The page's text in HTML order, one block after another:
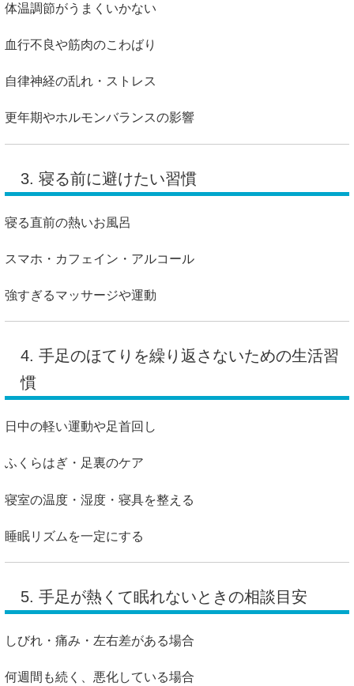
体温調節がうまくいかない
血行不良や筋肉のこわばり
自律神経の乱れ・ストレス
更年期やホルモンバランスの影響
3. 寝る前に避けたい習慣
寝る直前の熱いお風呂
スマホ・カフェイン・アルコール
強すぎるマッサージや運動
4. 手足のほてりを繰り返さないための生活習
慣
日中の軽い運動や足首回し
ふくらはぎ・足裏のケア
寝室の温度・湿度・寝具を整える
睡眠リズムを一定にする
5. 手足が熱くて眠れないときの相談目安
しびれ・痛み・左右差がある場合
何週間も続く、悪化している場合